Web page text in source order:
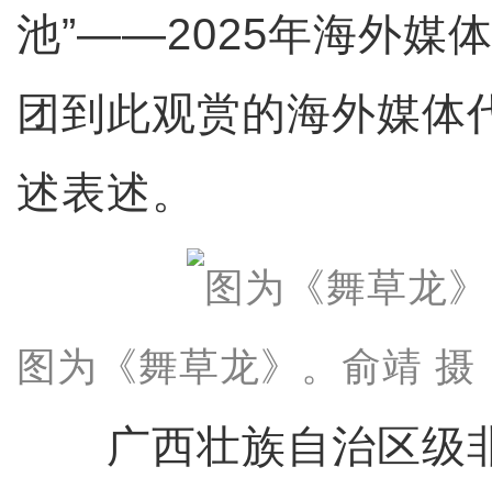
池”——2025年海外媒
团到此观赏的海外媒体
述表述。
图为《舞草龙》。俞靖 摄
广西壮族自治区级